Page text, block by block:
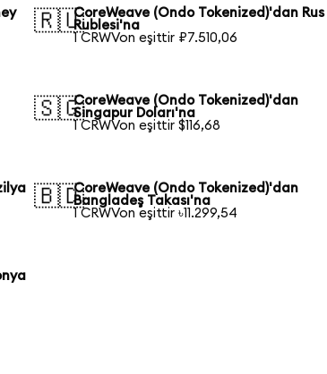
🇷🇺CoreWeave (Ondo Tokenized)'dan Rus
Rublesi'na
1 CRWVon eşittir ₽7.510,06
🇸🇬CoreWeave (Ondo Tokenized)'dan
Singapur Doları'na
1 CRWVon eşittir $116,68
🇧🇩CoreWeave (Ondo Tokenized)'dan
Bangladeş Takası'na
1 CRWVon eşittir ৳11.299,54